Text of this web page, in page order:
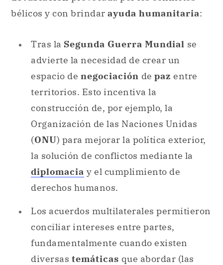
bélicos y con brindar ayuda humanitaria:
Tras la Segunda Guerra Mundial se
advierte la necesidad de crear un
espacio de negociación de paz entre
territorios. Esto incentiva la
construcción de, por ejemplo, la
Organización de las Naciones Unidas
(ONU) para mejorar la política exterior,
la solución de conflictos mediante la
diplomacia y el cumplimiento de
derechos humanos.
Los acuerdos multilaterales permitieron
conciliar intereses entre partes,
fundamentalmente cuando existen
diversas temáticas que abordar (las